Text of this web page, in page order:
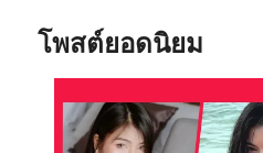
โพสต์ยอดนิยม